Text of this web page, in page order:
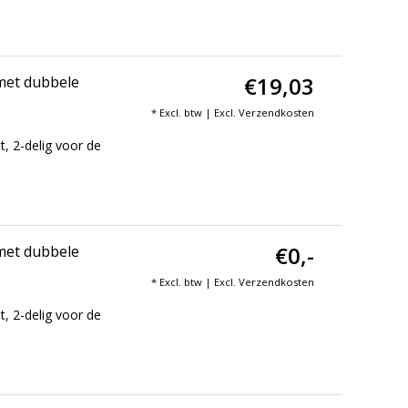
dubbele
2-delig voor de
€19,03
* Excl. btw | Excl. Verzendkosten
dubbele
2-delig voor de
€0,-
* Excl. btw | Excl. Verzendkosten